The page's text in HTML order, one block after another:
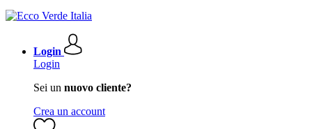
Login
Login
Sei un nuovo cliente?
Crea un account